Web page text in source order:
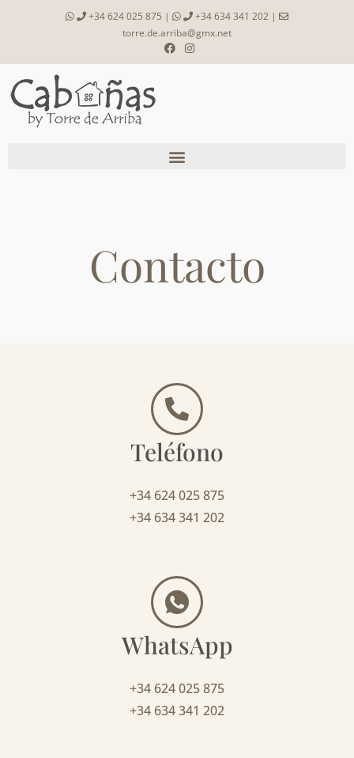
+34 624 025 875 | +34 634 341 202 |
torre.de.arriba@gmx.net
Contacto
Teléfono
+34 624 025 875
+34 634 341 202
WhatsApp
+34 624 025 875
+34 634 341 202